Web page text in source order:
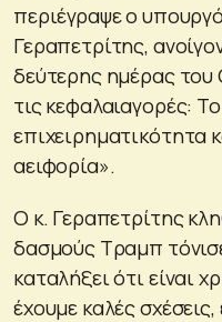
περιέγραψε ο
Γεραπετρίτης,
δεύτερης ημέρας του
τις κεφαλαιαγορές:
επιχειρηματικότητα
αειφορία».
Ο κ. Γεραπετρίτης
δασμούς Τραμπ
καταλήξει ότι είναι
έχουμε καλές